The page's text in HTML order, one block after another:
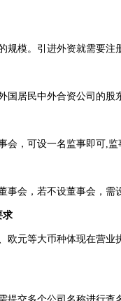
。引进外资就需要注
民中外合资公司的股
可设一名监事即可,监
，若不设董事会，需
求
等大币种体现在营业